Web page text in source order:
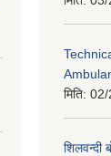
मिति: 02/
शिलवन्दी